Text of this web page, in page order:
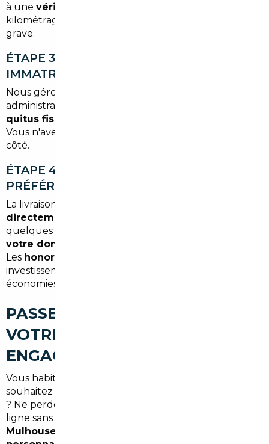
à une vérification approfondie
kilométrage, état mécanique, absence de sinistre
grave.
ÉTAPE 3 — IMPORT, HOMOLOGATION,
IMMATRICULATION
Nous gérons l'intégralité des démarches
administratives :
quitus fiscal, demande de carte grise française
Vous n'avez aucune formalité à accomplir de votre
côté.
ÉTAPE 4 — LIVRAISON SELON VOS
PRÉFÉRENCES
La livraison de votre véhicule peut être effectuée
directement à notre agence de Mulhouse
quelques minutes de Brunstatt-Didenheim, ou
votre domicile
Les honoraires démarrent à partir de 1 500 €
investissement largement compensé par les
économies réalisées sur le prix du véhicule.
PASSEZ À L'ACTION : OBTENEZ
VOTRE DEVIS SANS
ENGAGEMENT
Vous habitez à Brunstatt-Didenheim et vous
souhaitez changer de voiture dans les prochains mois
? Ne perdez pas de temps à comparer des offres en
ligne sans garantie. Contactez notre équipe basée à
Mulhouse